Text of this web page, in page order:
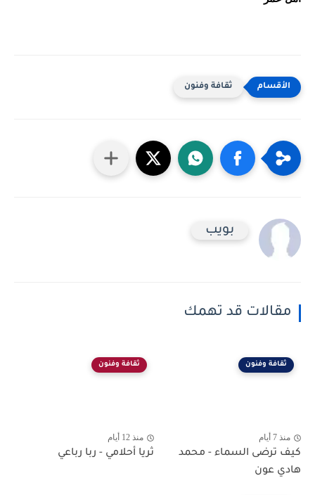
ثقافة وفنون
بويب
مقالات قد تهمك
ثقافة وفنون
منذ 7 أيام
كيف ترضى السماء - محمد
هادي عون
ثقافة وفنون
منذ 12 أيام
ثريا أحلامي - ربا رباعي